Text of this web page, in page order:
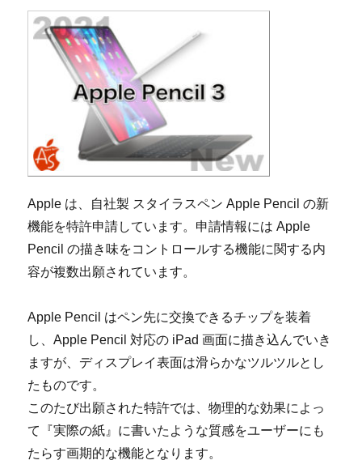
Apple は、自社製 スタイラスペン Apple Pencil の新
機能を特許申請しています。申請情報には Apple
Pencil の描き味をコントロールする機能に関する内
容が複数出願されています。
Apple Pencil はペン先に交換できるチップを装着
し、Apple Pencil 対応の iPad 画面に描き込んでいき
ますが、ディスプレイ表面は滑らかなツルツルとし
たものです。
このたび出願された特許では、物理的な効果によっ
て『実際の紙』に書いたような質感をユーザーにも
たらす画期的な機能となります。